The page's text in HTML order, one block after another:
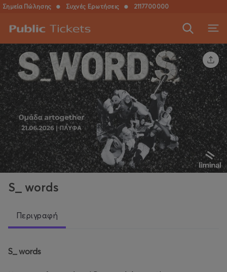
Σημεία Πώλησης ● Συχνές Ερωτήσεις ● 2117700000
S_ words
Περιγραφή
S_ words